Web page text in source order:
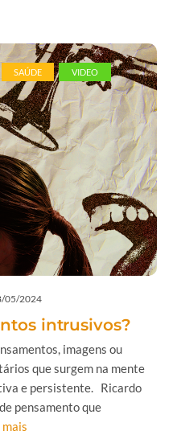
SAÚDE VIDEO
05/2024
intrusivos?
imagens ou
que surgem na mente
e persistente. Ricardo
pensamento que
mais